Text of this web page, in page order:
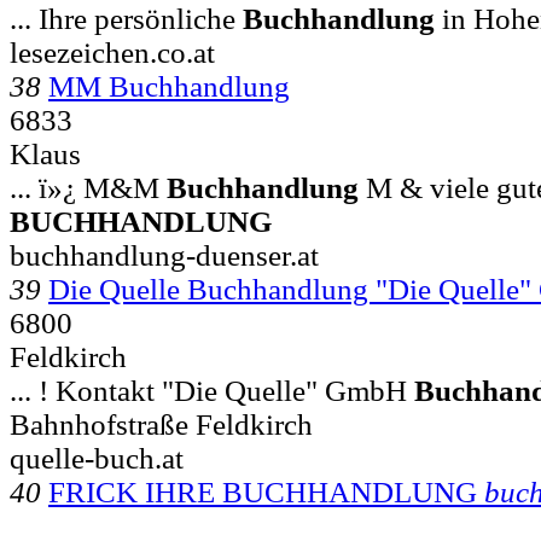
... Ihre persönliche Buchhandlung in
lesezeichen.co.at
38 MM Buchhandlung
6833
Klaus
... ï»¿ M&M Buchhandlung M & viele
BUCHHANDLUNG
buchhandlung-duenser.at
39 Die Quelle Buchhandlung "Die Quelle"
6800
Feldkirch
... ! Kontakt "Die Quelle" GmbH
Bahnhofstraße Feldkirch
quelle-buch.at
40 FRICK IHRE BUCHHANDLUNG